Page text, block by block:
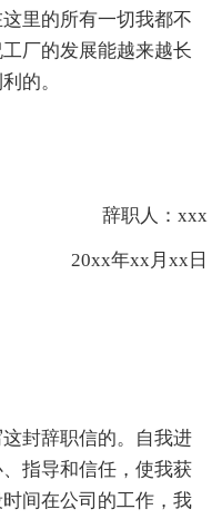
里的所有一切我都不
厂的发展能越来越长
的。
辞职人：xxx
20xx年xx月xx日
封辞职信的。自我进
指导和信任，使我获
间在公司的工作，我